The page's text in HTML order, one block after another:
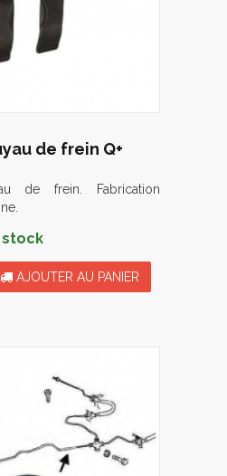
de frein Q+
de frein. Fabrication
stock
AJOUTER AU PANIER